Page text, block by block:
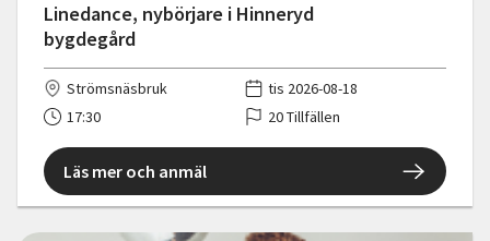
Linedance, nybörjare i Hinneryd
bygdegård
Strömsnäsbruk
tis 2026-08-18
17:30
20 Tillfällen
Läs mer och anmäl